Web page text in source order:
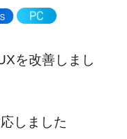
を改善しまし
しました